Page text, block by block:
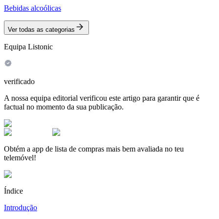
Bebidas alcoólicas
Ver todas as categorias
Equipa Listonic
verificado
A nossa equipa editorial verificou este artigo para garantir que é
factual no momento da sua publicação.
Obtém a app de lista de compras mais bem avaliada no teu
telemóvel!
Índice
Introdução